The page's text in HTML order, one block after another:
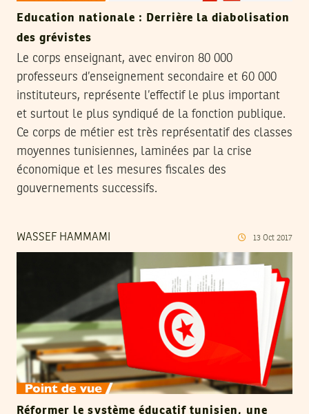
Education nationale : Derrière la diabolisation
des grévistes
Le corps enseignant, avec environ 80 000
professeurs d’enseignement secondaire et 60 000
instituteurs, représente l’effectif le plus important
et surtout le plus syndiqué de la fonction publique.
Ce corps de métier est très représentatif des classes
moyennes tunisiennes, laminées par la crise
économique et les mesures fiscales des
gouvernements successifs.
WASSEF HAMMAMI 13 Oct 2017
Réformer le système éducatif tunisien, une